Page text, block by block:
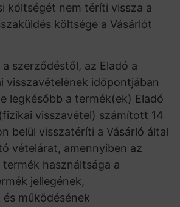
költségét nem téríti vissza a
költsége a Vásárlót
a szerződéstől, az Eladó a
visszavételének időpontjában
legkésőbb a termék(ek) Eladó
visszavétel) számított 14
belül visszatéríti a Vásárló által
vételárat, amennyiben az
használtsága a
jellegének,
működésének